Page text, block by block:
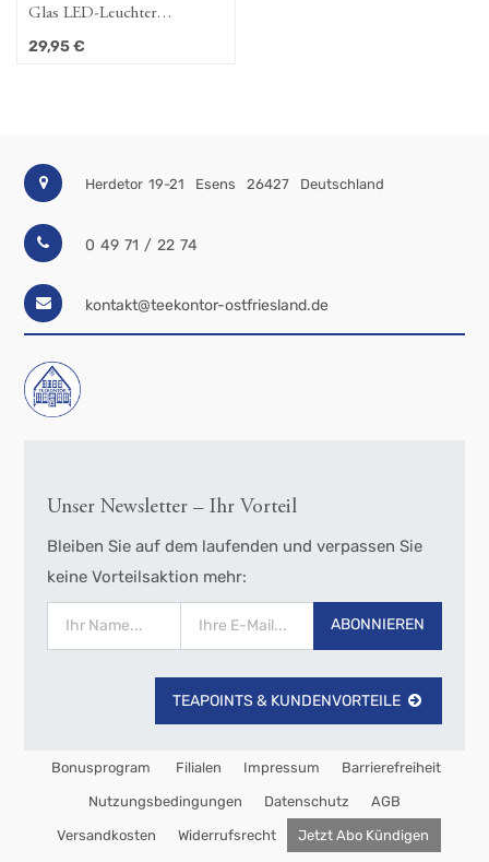
Glas LED-Leuchter
"Moments", Lebe den
29,95€
Herdetor 19-21 Esens 26427 Deutschland
0 49 71 / 22 74
kontakt@teekontor-ostfriesland.de
Unser Newsletter – Ihr Vorteil
Bleiben Sie auf dem laufenden und verpassen Sie
keine Vorteilsaktion mehr:
ABONNIEREN
TEAPOINTS & KUNDENVORTEILE
Bonusprogram Filialen Impressum Barrierefreiheit
Nutzungsbedingungen Datenschutz AGB
Versandkosten Widerrufsrecht Jetzt Abo Kündigen